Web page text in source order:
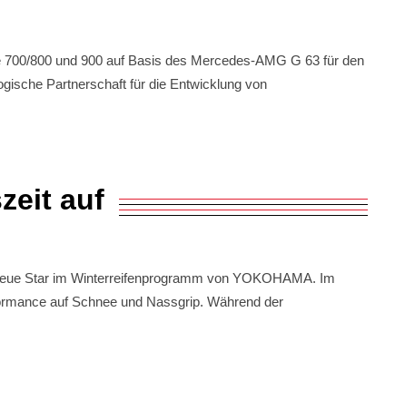
800 und 900 auf Basis des Mercedes-AMG G 63 für den
Partnerschaft für die Entwicklung von
auf
Star im Winterreifenprogramm von YOKOHAMA. Im
auf Schnee und Nassgrip. Während der